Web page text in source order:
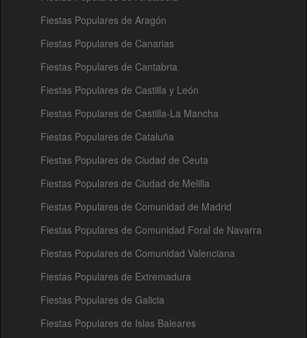
Fiestas Populares de Aragón
Fiestas Populares de Canarias
Fiestas Populares de Cantabria
Fiestas Populares de Castilla y León
Fiestas Populares de Castilla-La Mancha
Fiestas Populares de Cataluña
Fiestas Populares de Ciudad de Ceuta
Fiestas Populares de Ciudad de Melilla
Fiestas Populares de Comunidad de Madrid
Fiestas Populares de Comunidad Foral de Navarra
Fiestas Populares de Comunidad Valenciana
Fiestas Populares de Extremadura
Fiestas Populares de Galicia
Fiestas Populares de Islas Baleares